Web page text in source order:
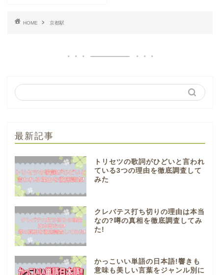
HOME 京都駅
最新記事
トリセツの歌詞がひどいと言われ
ている3つの理由を徹底調査して
みた
クレバテス打ち切りの理由は本当
なの?噂の真相を徹底調査してみ
た!
かっこいい単語の日本語!響きも
意味も美しい言葉をジャンル別に